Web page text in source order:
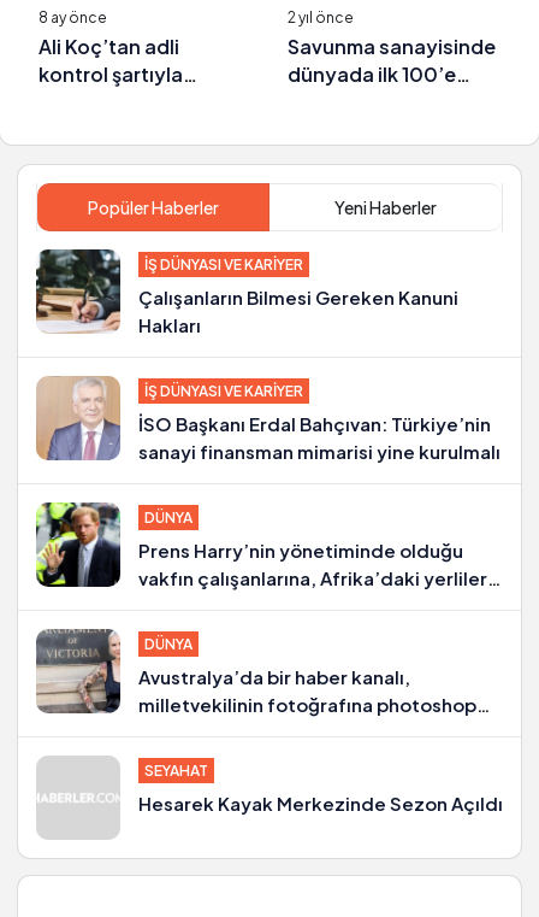
8 ay önce
Ali Koç’tan adli
kontrol şartıyla
destek açıklaması
2 yıl önce
Savunma sanayisinde
dünyada ilk 100’e
Popüler Haberler Yeni Haberler
İŞ DÜNYASI VE KARIYER
Çalışanların Bilmesi Gereken Kanuni
Hakları
İŞ DÜNYASI VE KARIYER
İSO Başkanı Erdal Bahçıvan: Türkiye’nin
sanayi finansman mimarisi yine kurulmalı
DÜNYA
Prens Harry’nin yönetiminde olduğu
vakfın çalışanlarına, Afrika’daki yerlilere
kötü muamele suçlaması
DÜNYA
Avustralya’da bir haber kanalı,
milletvekilinin fotoğrafına photoshop
yapıp göğüslerini büyüttü
SEYAHAT
Hesarek Kayak Merkezinde Sezon Açıldı